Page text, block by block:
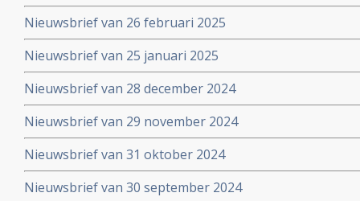
Nieuwsbrief van 26 februari 2025
Nieuwsbrief van 25 januari 2025
Nieuwsbrief van 28 december 2024
Nieuwsbrief van 29 november 2024
Nieuwsbrief van 31 oktober 2024
Nieuwsbrief van 30 september 2024